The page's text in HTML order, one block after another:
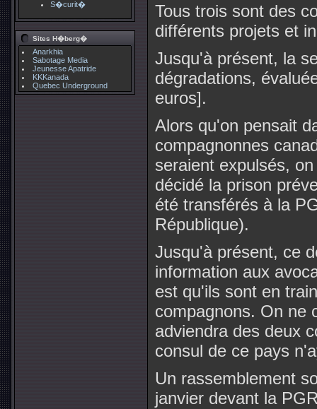
S�curit�
Sites H�berg�
Anarkhia
Sabotage Media
Jeunesse Apatride
KKKanada
Quebec Underground
Tous trois sont des
différents projets et
Jusqu'à présent, la
dégradations,
euros].
Alors qu'on pensait
compagnonnes
seraient expulsés,
décidé la prison
été transférés à la
République).
Jusqu'à présent, ce
information aux
est qu'ils sont en
compagnons. On ne
adviendra des deux
consul de ce pays
Un rassemblement
janvier devant la